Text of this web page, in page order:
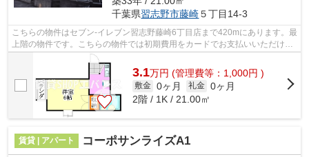
千葉県習志野市藤崎５丁目14-3
こちらの物件はセブン-イレブン習志野藤崎6丁目店まで420mにあります。最
上階の物件です。こちらの物件では初期費用をカードでお支払いいただけま
す。こちらの物件はアパートです。習...
3.1万円 (管理費等：1,000円 )
敷金 0ヶ月 礼金 0ヶ月
2階 / 1K / 21.00㎡
賃貸 | アパート コーポサンライズA1